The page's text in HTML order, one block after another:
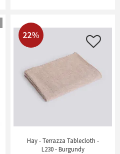
22%
Hay - Terrazza Tablecloth -
L230 - Burgundy